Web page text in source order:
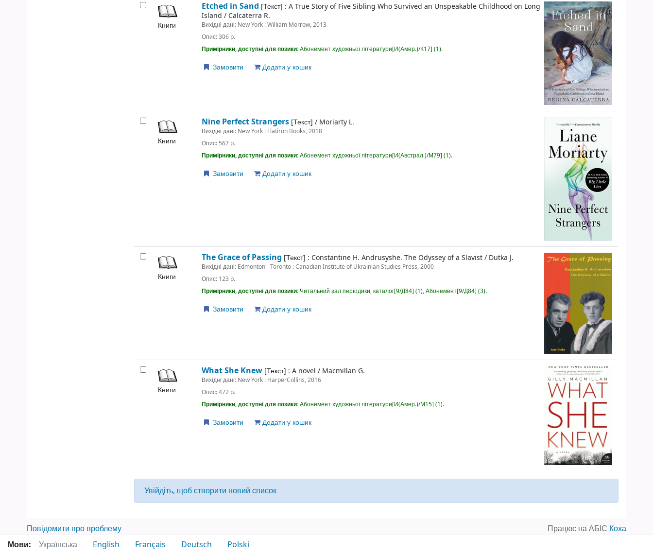
Книги
Etched in Sand [Текст] :A True Story of Five Sibling Who Survived an Unspeakable Childhood on Long
Island / Calcaterra R.
Вихідні дані: New York : William Morrow, 2013
Опис:306 p.
Примірники, доступні для позики:Абонемент художньої літератури[И(Амер.)/К17] (1).
Замовити Додати у кошик
Книги
Nine Perfect Strangers [Текст] / Moriarty L.
Вихідні дані: New York : Flatiron Books, 2018
Опис: 567 p.
Примірники, доступні для позики:Абонемент художньої літератури[И(Австрал.)/М79] (1).
Замовити Додати у кошик
Книги
The Grace of Passing [Текст] : Constantine H. Andrusyshe. The Odyssey of a Slavist/ Dutka J.
Вихідні дані: Edmonton - Toronto : Canadian Institute of Ukrainian Studies Press, 2000
Опис: 123 p.
Примірники, доступні для позики: Читальний зал періодики, каталог[9/Д84] (1), Абонемент[9/Д84] (3).
Замовити Додати у кошик
Книги
What She Knew [Текст] :A novel / Macmillan G.
Вихідні дані: New York : HarperCollins, 2016
Опис:472 p.
Примірники, доступні для позики:Абонемент художньої літератури[И(Амер.)/М15] (1).
Замовити Додати у кошик
Увійдіть, щоб створити новий список
Повідомити про проблему Працює на АБІС Коха
Мови:
Українська English Français Deutsch Polski